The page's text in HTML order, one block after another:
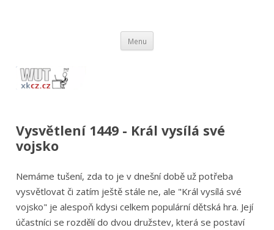
Menu
Vysvětlení 1449 - Král vysílá své
vojsko
Nemáme tušení, zda to je v dnešní době už potřeba
vysvětlovat či zatím ještě stále ne, ale "Král vysílá své
vojsko" je alespoň kdysi celkem populární dětská hra. Její
účastníci se rozdělí do dvou družstev, která se postaví